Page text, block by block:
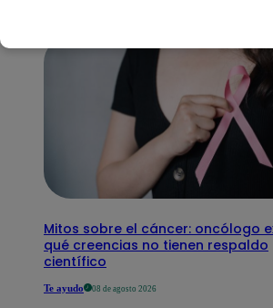
Mitos sobre el cáncer: oncólogo
qué creencias no tienen respaldo
científico
Te ayudo 08 de agosto 2026